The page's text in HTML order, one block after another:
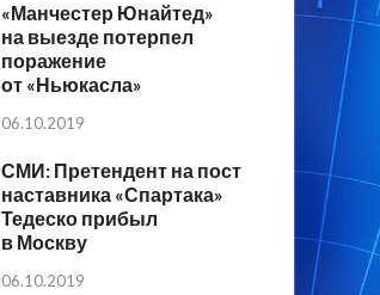
«Манчестер Юнайтед»
на выезде потерпел
поражение
от «Ньюкасла»
06.10.2019
СМИ: Претендент на пост
наставника «Спартака»
Тедеско прибыл
в Москву
06.10.2019